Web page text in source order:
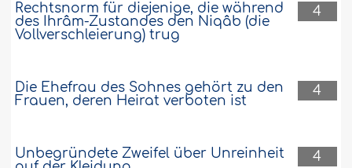
4
Rechtsnorm für diejenige, die während
des Ihrâm-Zustandes den Niqâb (die
Vollverschleierung) trug
4
Die Ehefrau des Sohnes gehört zu den
Frauen, deren Heirat verboten ist
4
Unbegründete Zweifel über Unreinheit